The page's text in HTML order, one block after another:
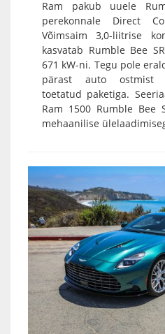
Ram pakub uuele
perekonnale Direct
Võimsaim 3,0-liitrise
kasvatab Rumble Bee
671 kW-ni. Tegu pole
pärast auto ostmist
toetatud paketiga.
Ram 1500 Rumble Bee
mehaanilise